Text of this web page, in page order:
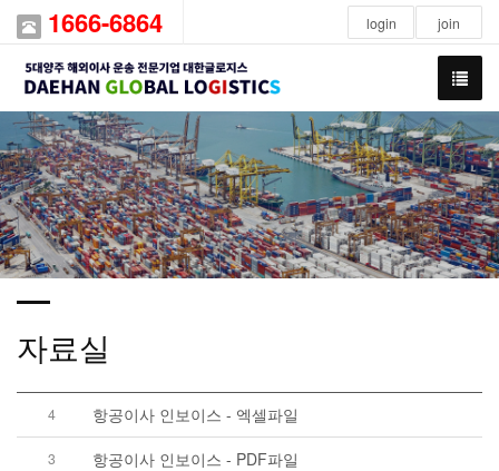
1666-6864 login join
자료실
4 항공이사 인보이스 - 엑셀파일
3 항공이사 인보이스 - PDF파일